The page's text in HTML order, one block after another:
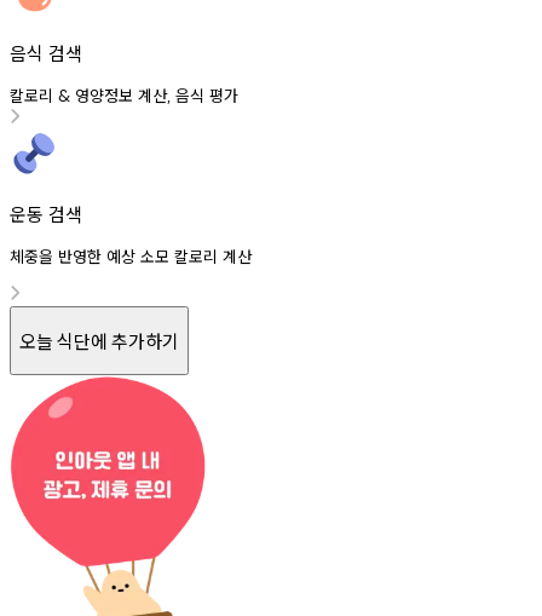
음식 검색
칼로리 & 영양정보 계산, 음식 평가
운동 검색
체중을 반영한 예상 소모 칼로리 계산
오늘 식단에 추가하기